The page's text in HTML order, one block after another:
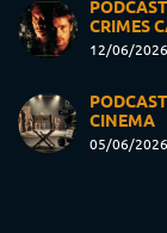
CRIMES
12/06/2026
CINEMA
05/06/2026